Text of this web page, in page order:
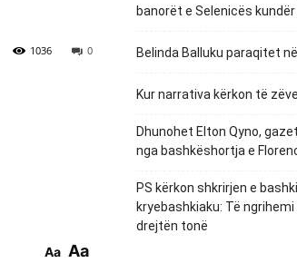
0
1036
Aa Aa
banorët e Selenicës
Belinda Balluku paraqitet
Kur narrativa kërkon të
Dhunohet Elton Qyno,
nga bashkëshortja e
PS kërkon shkrirjen e
kryebashkiaku: Të
drejtën tonë